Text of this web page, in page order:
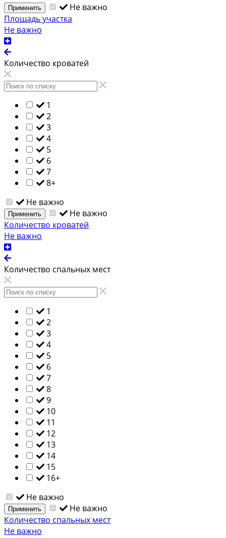
Применить
Не важно
Площадь участка
Не важно
Количество кроватей
1
2
3
4
5
6
7
8+
Не важно
Применить
Не важно
Количество кроватей
Не важно
Количество спальных мест
1
2
3
4
5
6
7
8
9
10
11
12
13
14
15
16+
Не важно
Применить
Не важно
Количество спальных мест
Не важно